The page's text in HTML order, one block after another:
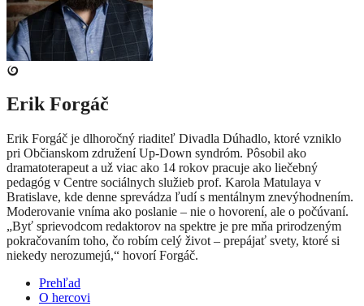
Erik Forgáč
Erik Forgáč je dlhoročný riaditeľ Divadla Dúhadlo, ktoré vzniklo
pri Občianskom združení Up-Down syndróm. Pôsobil ako
dramatoterapeut a už viac ako 14 rokov pracuje ako liečebný
pedagóg v Centre sociálnych služieb prof. Karola Matulaya v
Bratislave, kde denne sprevádza ľudí s mentálnym znevýhodnením.
Moderovanie vníma ako poslanie – nie o hovorení, ale o počúvaní.
„Byť sprievodcom redaktorov na spektre je pre mňa prirodzeným
pokračovaním toho, čo robím celý život – prepájať svety, ktoré si
niekedy nerozumejú,“ hovorí Forgáč.
Prehľad
O hercovi